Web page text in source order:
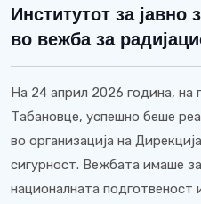
Институтот за јавно
во вежба за
На 24 април 2026 година, на
Табановце, успешно беше
во организација на
сигурност. Вежбата имаше
националната подготвеност